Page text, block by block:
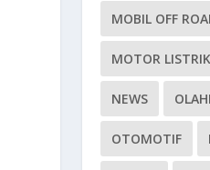
MOBIL OFF
MOTOR LISTRIK
NEWS
OTOMOTIF